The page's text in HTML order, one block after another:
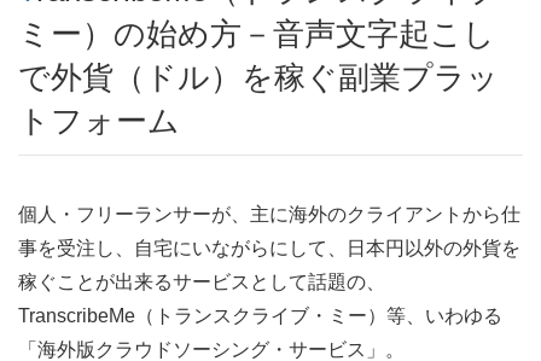
ミー）の始め方－音声文字起こし
で外貨（ドル）を稼ぐ副業プラッ
トフォーム
個人・フリーランサーが、主に海外のクライアントから仕
事を受注し、自宅にいながらにして、日本円以外の外貨を
稼ぐことが出来るサービスとして話題の、
TranscribeMe（トランスクライブ・ミー）等、いわゆる
「海外版クラウドソーシング・サービス」。